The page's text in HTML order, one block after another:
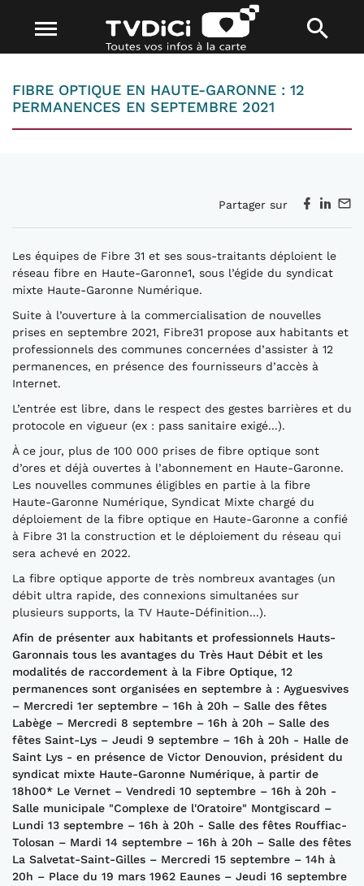
FIBRE OPTIQUE EN HAUTE-GARONNE : 12
PERMANENCES EN SEPTEMBRE 2021
Partager sur
Les équipes de Fibre 31 et ses sous-traitants déploient le
réseau fibre en Haute-Garonne1, sous l’égide du syndicat
mixte Haute-Garonne Numérique.
Suite à l’ouverture à la commercialisation de nouvelles
prises en septembre 2021, Fibre31 propose aux habitants et
professionnels des communes concernées d’assister à 12
permanences, en présence des fournisseurs d’accès à
Internet.
L’entrée est libre, dans le respect des gestes barrières et du
protocole en vigueur (ex : pass sanitaire exigé...).
À ce jour, plus de 100 000 prises de fibre optique sont
d’ores et déjà ouvertes à l’abonnement en Haute-Garonne.
Les nouvelles communes éligibles en partie à la fibre
Haute-Garonne Numérique, Syndicat Mixte chargé du
déploiement de la fibre optique en Haute-Garonne a confié
à Fibre 31 la construction et le déploiement du réseau qui
sera achevé en 2022.
La fibre optique apporte de très nombreux avantages (un
débit ultra rapide, des connexions simultanées sur
plusieurs supports, la TV Haute-Définition...).
Afin de présenter aux habitants et professionnels Hauts-
Garonnais tous les avantages du Très Haut Débit et les
modalités de raccordement à la Fibre Optique, 12
permanences sont organisées en septembre à : Ayguesvives
– Mercredi 1er septembre – 16h à 20h – Salle des fêtes
Labège – Mercredi 8 septembre – 16h à 20h – Salle des
fêtes Saint-Lys – Jeudi 9 septembre – 16h à 20h - Halle de
Saint Lys - en présence de Victor Denouvion, président du
syndicat mixte Haute-Garonne Numérique, à partir de
18h00* Le Vernet – Vendredi 10 septembre – 16h à 20h -
Salle municipale "Complexe de l'Oratoire" Montgiscard –
Lundi 13 septembre – 16h à 20h - Salle des fêtes Rouffiac-
Tolosan – Mardi 14 septembre – 16h à 20h – Salle des fêtes
La Salvetat-Saint-Gilles – Mercredi 15 septembre – 14h à
20h – Place du 19 mars 1962 Eaunes – Jeudi 16 septembre